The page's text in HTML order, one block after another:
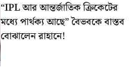
“IPL আর আন্তর্জাতিক ক্রিকেটের
মধ্যে পার্থক্য আছে” বৈভবকে বাস্তব
বোঝালেন রাহানে!